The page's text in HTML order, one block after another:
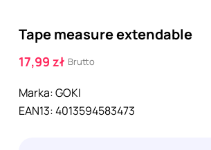
Tape measure extendable
17,99 zł Brutto
Marka:GOKI
EAN13:4013594583473